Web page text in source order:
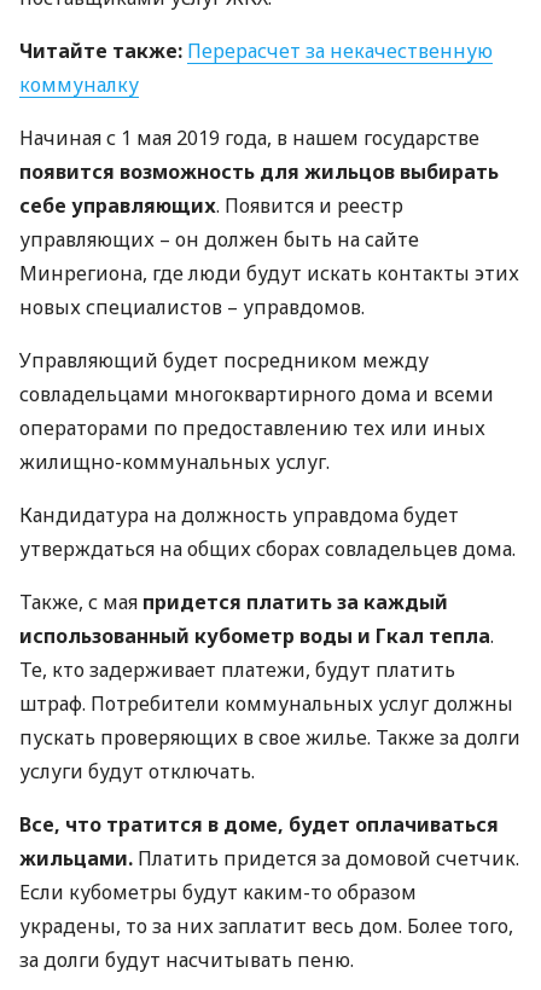
Читайте также: Перерасчет за некачественную
коммуналку
Начиная с 1 мая 2019 года, в нашем государстве
появится возможность для жильцов выбирать
себе управляющих. Появится и реестр
управляющих – он должен быть на сайте
Минрегиона, где люди будут искать контакты этих
новых специалистов – управдомов.
Управляющий будет посредником между
совладельцами многоквартирного дома и всеми
операторами по предоставлению тех или иных
жилищно-коммунальных услуг.
Кандидатура на должность управдома будет
утверждаться на общих сборах совладельцев дома.
Также, с мая придется платить за каждый
использованный кубометр воды и Гкал тепла.
Те, кто задерживает платежи, будут платить
штраф. Потребители коммунальных услуг должны
пускать проверяющих в свое жилье. Также за долги
услуги будут отключать.
Все, что тратится в доме, будет оплачиваться
жильцами. Платить придется за домовой счетчик.
Если кубометры будут каким-то образом
украдены, то за них заплатит весь дом. Более того,
за долги будут насчитывать пеню.